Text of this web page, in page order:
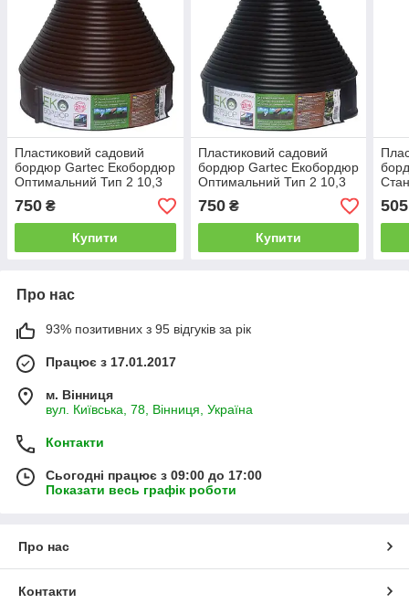
Пластиковий садовий
бордюр Gartec Екобордюр
Оптимальний Тип 2 10,3
см 20 м коричневий
750 ₴
Купити
Пластиковий садовий
бордюр Gartec Екобордюр
Оптимальний Тип 2 10,3
см 20 м чорний
750₴
Купити
505
Про нас
93% позитивних з 95 відгуків за рік
Працює з 17.01.2017
м. Вінниця
вул. Київська, 78, Вінниця, Україна
Контакти
Сьогодні працює з 09:00 до 17:00
Показати весь графік роботи
Про нас
Контакти